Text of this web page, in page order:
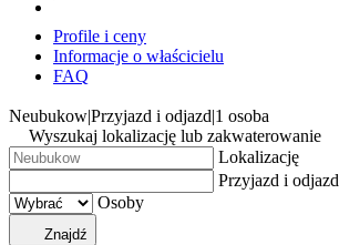
Profile i ceny
Informacje o właścicielu
FAQ
Neubukow|Przyjazd i odjazd|1 osoba
Wyszukaj lokalizację lub zakwaterowanie
Lokalizację
Przyjazd i odjazd
Osoby
Znajdź